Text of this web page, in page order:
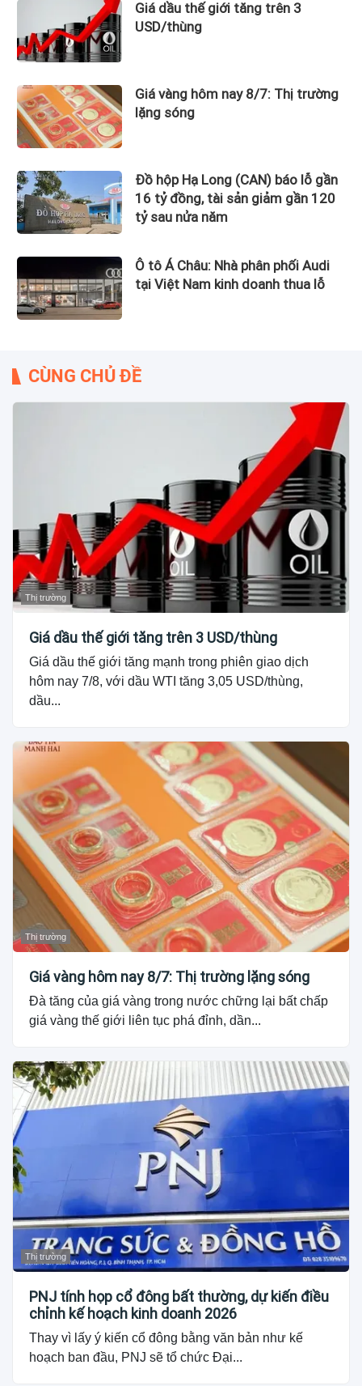
Giá dầu thế giới tăng trên 3
USD/thùng
Giá vàng hôm nay 8/7: Thị trường
lặng sóng
Đồ hộp Hạ Long (CAN) báo lỗ gần
16 tỷ đồng, tài sản giảm gần 120
tỷ sau nửa năm
Ô tô Á Châu: Nhà phân phối Audi
tại Việt Nam kinh doanh thua lỗ
CÙNG CHỦ ĐỀ
Thị trường
Giá dầu thế giới tăng trên 3 USD/thùng
Giá dầu thế giới tăng mạnh trong phiên giao dịch
hôm nay 7/8, với dầu WTI tăng 3,05 USD/thùng,
dầu...
Thị trường
Giá vàng hôm nay 8/7: Thị trường lặng sóng
Đà tăng của giá vàng trong nước chững lại bất chấp
giá vàng thế giới liên tục phá đỉnh, dần...
Thị trường
PNJ tính họp cổ đông bất thường, dự kiến điều
chỉnh kế hoạch kinh doanh 2026
Thay vì lấy ý kiến cổ đông bằng văn bản như kế
hoạch ban đầu, PNJ sẽ tổ chức Đại...